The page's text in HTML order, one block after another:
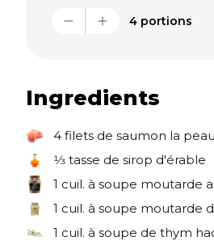
4 portions
Ingredients
4 filets de saumon la
⅓ tasse de sirop d'érable
1 cuil. à soupe moutarde
1 cuil. à soupe moutarde
1 cuil. à soupe de thym